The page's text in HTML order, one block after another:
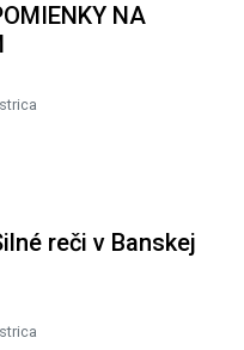
NA
reči v Banskej